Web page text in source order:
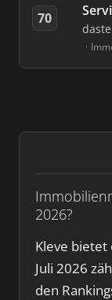
2026?
Kleve
Juli 2026
den
70